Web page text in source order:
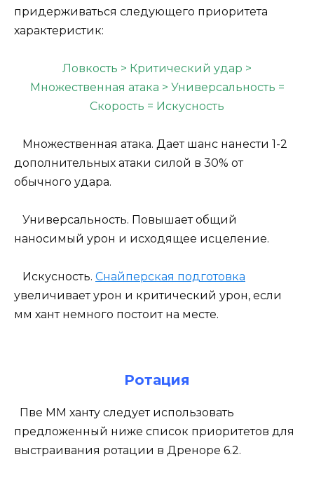
придерживаться следующего приоритета
характеристик:
Ловкость > Критический удар >
Множественная атака > Универсальность =
Скорость = Искусность
Множественная атака. Дает шанс нанести 1-2
дополнительных атаки силой в 30% от
обычного удара.
Универсальность. Повышает общий
наносимый урон и исходящее исцеление.
Искусность. Снайперская подготовка
увеличивает урон и критический урон, если
мм хант немного постоит на месте.
Ротация
Пве ММ ханту следует использовать
предложенный ниже список приоритетов для
выстраивания ротации в Дреноре 6.2.